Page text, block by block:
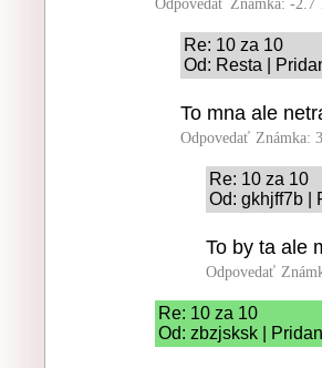
Odpovedať Známka: -2.7
Re: 10 za 10
Od: Resta |
To mna ale
Odpovedať Známka:
Re: 10 za 10
Od: gkhjff7b |
To by ta ale
Odpovedať
Re: 10 za 10
Od: zbzjsksk |